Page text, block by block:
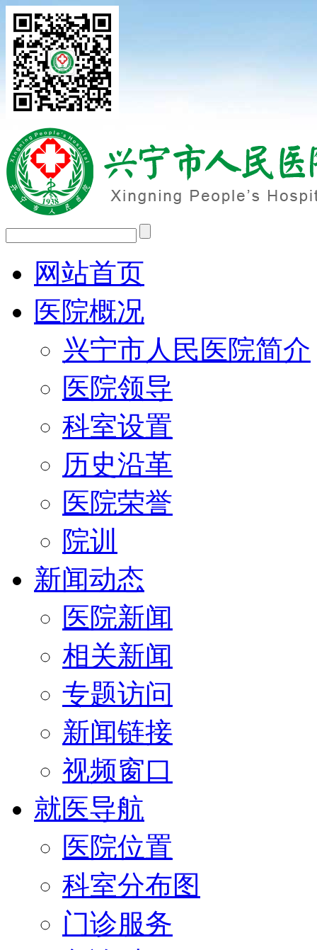
网站首页
医院概况
兴宁市人民医院简介
医院领导
科室设置
历史沿革
医院荣誉
院训
新闻动态
医院新闻
相关新闻
专题访问
新闻链接
视频窗口
就医导航
医院位置
科室分布图
门诊服务